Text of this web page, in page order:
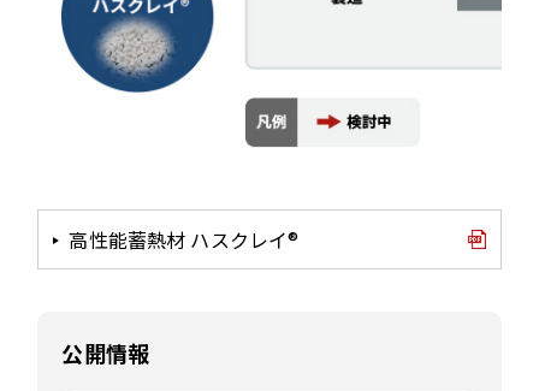
高性能蓄熱材 ハスクレイ®
公開情報